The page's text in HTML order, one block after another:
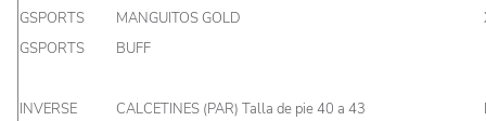
GSPORTS
MANGUITOS GOLD
GSPORTS
BUFF
INVERSE CALCETINES (PAR) Talla de pie 40 a 43